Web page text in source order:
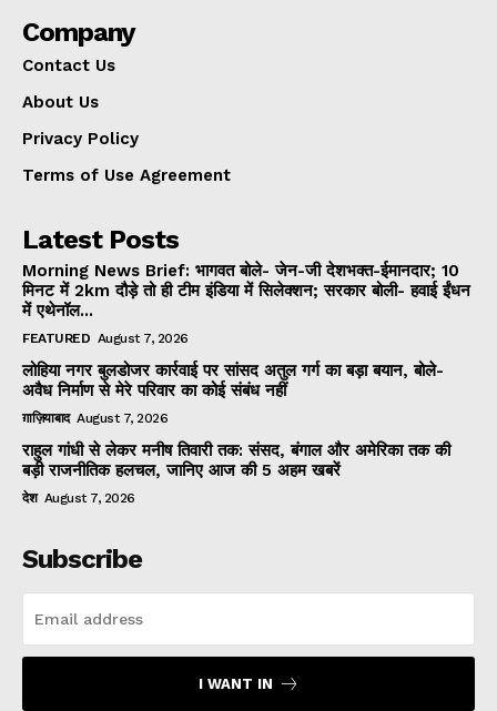
Company
Contact Us
About Us
Privacy Policy
Terms of Use Agreement
Latest Posts
Morning News Brief: भागवत बोले- जेन-जी देशभक्त-ईमानदार; 10
मिनट में 2km दौड़े तो ही टीम इंडिया में सिलेक्शन; सरकार बोली- हवाई ईंधन
में एथेनॉल...
FEATURED August 7, 2026
लोहिया नगर बुलडोजर कार्रवाई पर सांसद अतुल गर्ग का बड़ा बयान, बोले-
अवैध निर्माण से मेरे परिवार का कोई संबंध नहीं
ग़ाज़ियाबाद August 7, 2026
राहुल गांधी से लेकर मनीष तिवारी तक: संसद, बंगाल और अमेरिका तक की
बड़ी राजनीतिक हलचल, जानिए आज की 5 अहम खबरें
देश August 7, 2026
Subscribe
I WANT IN